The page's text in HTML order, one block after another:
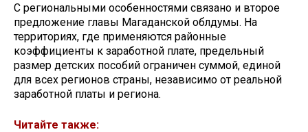
С региональными особенностями связано и второе
предложение главы Магаданской облдумы. На
территориях, где применяются районные
коэффициенты к заработной плате, предельный
размер детских пособий ограничен суммой, единой
для всех регионов страны, независимо от реальной
заработной платы и региона.
Читайте также: